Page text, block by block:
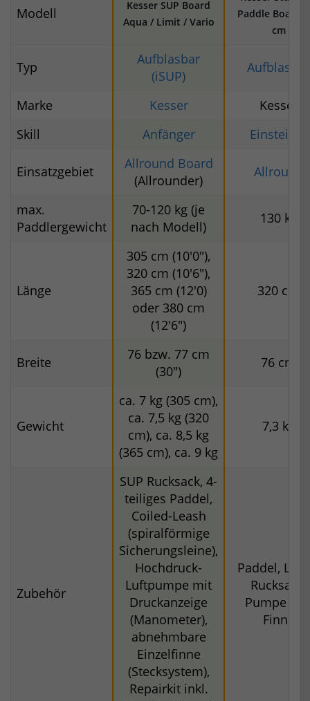
Modell
Kesser SUP Board
Aqua / Limit / Vario
Paddle Board
cm
Typ
Aufblasbar
(iSUP)
Aufblasbar
Marke Kesser
Kesser
Skill
Anfänger Einsteiger
Einsatzgebiet
Allround Board
(Allrounder)
Allround
max.
Paddlergewicht
70-120 kg (je
nach Modell)
130 kg
Länge
305 cm (10'0"),
320 cm (10'6"),
365 cm (12'0)
oder 380 cm
(12'6")
320 cm
Breite
76 bzw. 77 cm
(30")
76 cm
Gewicht
ca. 7 kg (305 cm),
ca. 7,5 kg (320
cm), ca. 8,5 kg
(365 cm), ca. 9 kg
7,3 kg
Zubehör
SUP Rucksack, 4-
teiliges Paddel,
Coiled-Leash
(spiralförmige
Sicherungsleine),
Hochdruck-
Luftpumpe mit
Druckanzeige
(Manometer),
abnehmbare
Einzelfinne
(Stecksystem),
Repairkit inkl.
Paddel,
Rucksack,
Pumpe
Finne